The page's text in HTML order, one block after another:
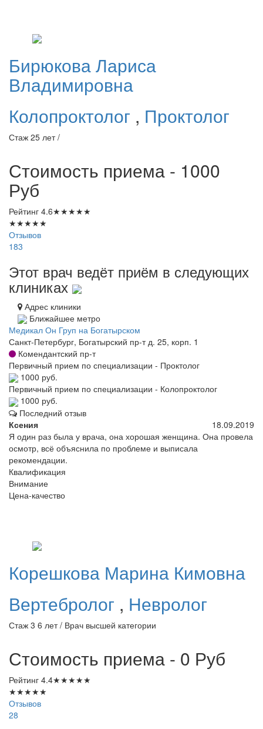
БирюковаЛариса
Владимировна
Колопроктолог , Проктолог
Стаж 25 лет /
Стоимость приема - 1000
Руб
Рейтинг 4.6★★★★★
★★★★★
Отзывов
183
Этот врач ведёт приём в следующих
клиниках
Адрес клиники
Ближайшее метро
Медикал Он Груп на Богатырском
Санкт-Петербург, Богатырский пр-т д. 25, корп. 1
Комендантский пр-т
Первичный прием по специализации - Проктолог
1000 руб.
Первичный прием по специализации - Колопроктолог
1000 руб.
Последний отзыв
Ксения
18.09.2019
Я один раз была у врача, она хорошая женщина. Она провела
осмотр, всё объяснила по проблеме и выписала
рекомендации.
Квалификация
Внимание
Цена-качество
Корешкова Марина Кимовна
Вертебролог , Невролог
Стаж 3 6 лет / Врач высшей категории
Стоимость приема - 0 Руб
Рейтинг 4.4★★★★★
★★★★★
Отзывов
28